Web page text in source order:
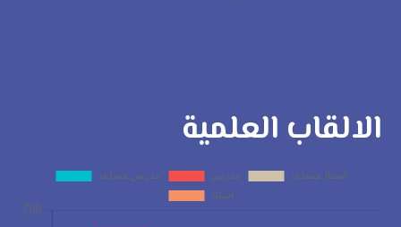
الالقاب العلمية